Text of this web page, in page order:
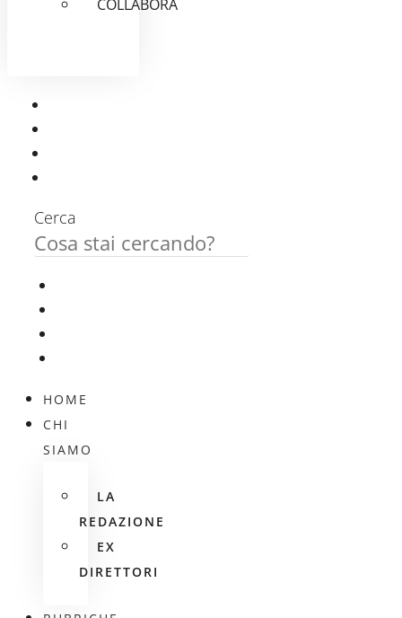
COLLABORA
Cerca
HOME
CHI
SIAMO
LA
REDAZIONE
EX
DIRETTORI